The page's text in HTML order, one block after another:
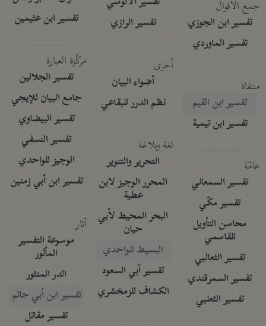
جمع الأقوال
تفسير ابن الجوزي
تفسير الماوردي
منتقاة
تفسير ابن القيم
تفسير ابن تيمية
عامّة
تفسير السمعاني
تفسير مكّي
محاسن التأويل
للقاسمي
تفسير الثعالبي
تفسير السمرقندي
تفسير الثعلبي
تفسير الرازي
أخرى
أضواء البيان
نظم الدرر للبقاعي
لغة وبلاغة
التحرير والتنوير
المحرر الوجيز لابن
عطية
البحر المحيط لأبي
حيان
البسيط للواحدي
تفسير أبي السعود
الكشاف للزمخشري
تفسير ابن عثيمين
مركَّزة العبارة
تفسير الجلالين
جامع البيان للإيجي
تفسير البيضاوي
تفسير النسفي
الوجيز للواحدي
تفسير ابن أبي زمنين
آثار
موسوعة التفسير
المأثور
الدر المنثور
تفسير ابن أبي حاتم
تفسير مقاتل